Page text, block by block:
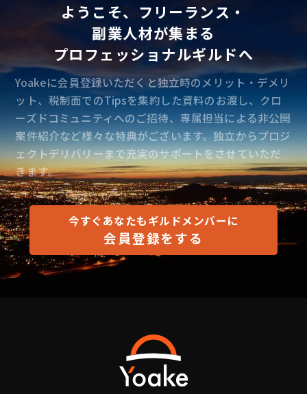
ようこそ、フリーランス・
副業人材が集まる
プロフェッショナルギルドへ
Yoakeに会員登録いただくと独立時のメリット・デメリ
ット、税制面でのTipsを集約した資料のお渡し、クロ
ーズドコミュニティへのご招待、専属担当による非公開
案件紹介など様々な特典がございます。独立からプロジ
ェクトデリバリーまで充実のサポートをさせていただ
きます。
今すぐあなたもギルドメンバーに
会員登録をする